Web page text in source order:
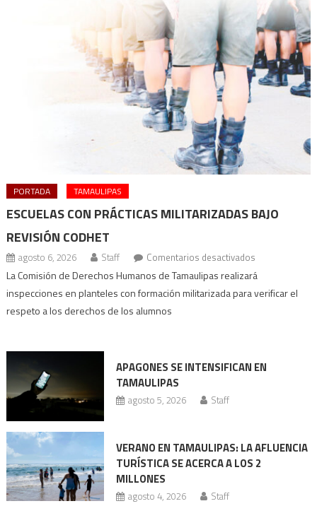
PORTADA TAMAULIPAS
ESCUELAS CON PRÁCTICAS MILITARIZADAS BAJO
REVISIÓN CODHET
agosto 6, 2026 Staff Comentarios desactivadosen
Escuelas
con
Codhet
La Comisión de Derechos Humanos de Tamaulipas realizará
inspecciones en planteles con formación militarizada para verificar el
respeto a los derechos de los alumnos
APAGONES SE INTENSIFICAN EN
TAMAULIPAS
agosto 5, 2026 Staff
VERANO EN TAMAULIPAS: LA AFLUENCIA
TURÍSTICA SE ACERCA A LOS 2
MILLONES
agosto 4, 2026 Staff